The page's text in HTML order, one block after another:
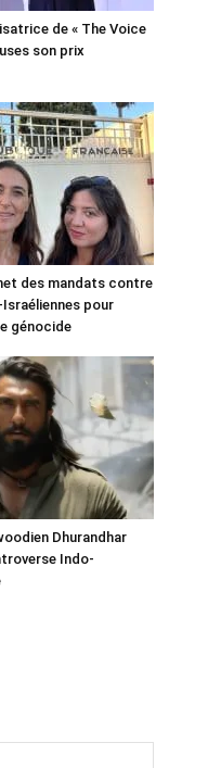
de « The Voice
son prix
des mandats contre
pour
génocide
Dhurandhar
Indo-